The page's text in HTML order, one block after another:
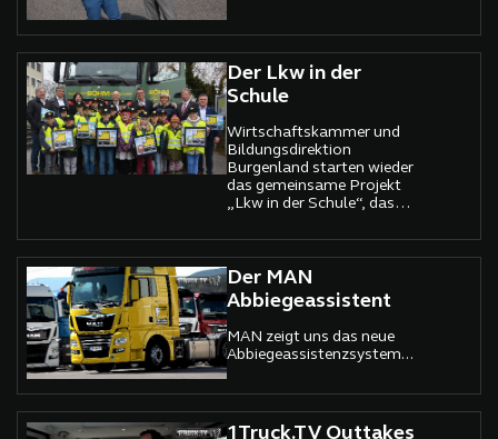
Der Lkw in der
Schule
Wirtschaftskammer und
Bildungsdirektion
Burgenland starten wieder
das gemeinsame Projekt
„Lkw in der Schule“, das
wirtschaftliche Bedeutung
der Transportwirtschaft
und die Gefahren des „toten
Winkels“ vermitteln sollen.
Der MAN
Abbiegeassistent
MAN zeigt uns das neue
Abbiegeassistenzsystem...
1Truck.TV Outtakes